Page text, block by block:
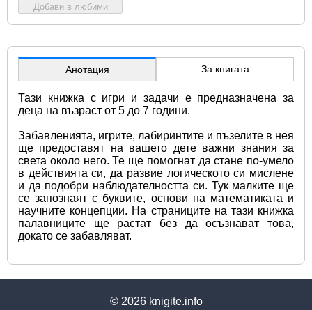
Добави в любими
Анотация За книгата
Тази книжка с игри и задачи е предназначена за
деца на възраст от 5 до 7 години.
Забавленията, игрите, лабиринтите и пъзелите в нея
ще предоставят на вашето дете важни знания за
света около него. Те ще помогнат да стане по-умело
в действията си, да развие логическото си мислене
и да подобри наблюдателността си. Тук малките ще
се запознаят с буквите, основи на математиката и
научните концепции. На страниците на тази книжка
палавниците ще растат без да осъзнават това,
докато се забавляват.
© 2026 knigite.info